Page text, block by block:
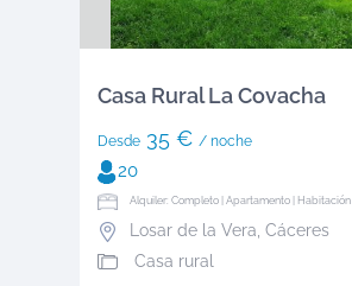
Casa Rural La Covacha
Desde35 € / noche
20
Alquiler: Completo | Apartamento | Habitación
Losar de la Vera, Cáceres
Casa rural